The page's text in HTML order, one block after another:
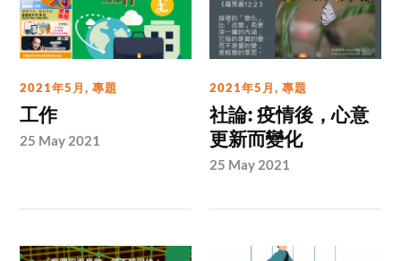
2021年5月,專題
工作
25 May 2021
2021年5月,專題
社論: 疫情後，心意
更新而變化
25 May 2021